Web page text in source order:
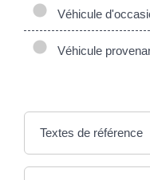
Véhicule
Véhicule
Textes de référence